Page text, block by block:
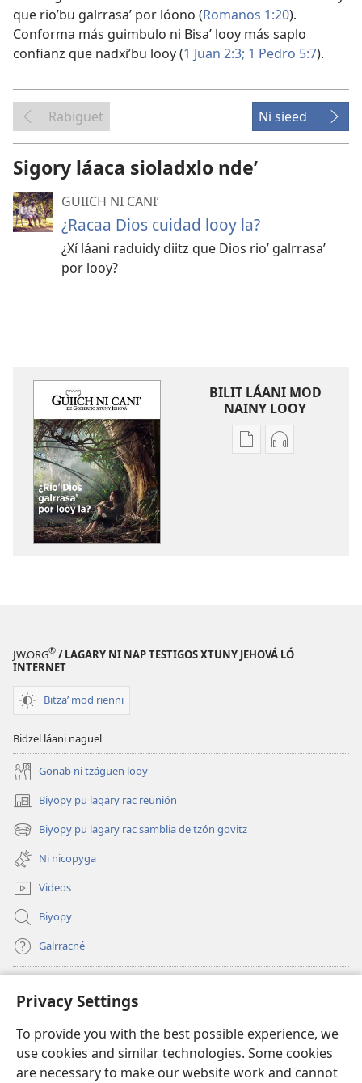
Privacy Settings
To provide you with the best possible experience, we
use cookies and similar technologies. Some cookies
are necessary to make our website work and cannot
que rioʼbu galrrasaʼ por lóono (Romanos 1:20).
Conforma más guimbulo ni Bisaʼ looy más saplo
confianz que nadxiʼbu looy (1 Juan 2:3; 1 Pedro 5:7).
Rabiguet Ni sieed
Sigory láaca sioladxlo ndeʼ
GUIICH NI CANIʼ
¿Racaa Dios cuidad looy la?
¿Xí láani raduidy diitz que Dios rioʼ galrrasaʼ
por looy?
BILIT LÁANI MOD
NAINY LOOY
Bilit
por
Bilit
looy
JW.ORG® / LAGARY NI NAP TESTIGOS XTUNY JEHOVÁ LÓ
INTERNET
Bitzaʼ mod rienni
Bidzel láani naguel
Gonab ni tzáguen looy
Biyopy pu lagary rac reunión
(opens
new
window)
Biyopy pu lagary rac samblia de tzón govitz
(opens
new
window)
Ni nicopyga
Videos
Biyopy
Galrracné
(opens
new
Watchtower BIBLIOTECA LÓ INTERNET
(opens
new
window)JW Hub
(opens